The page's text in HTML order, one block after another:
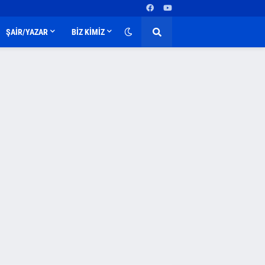
ŞAİR/YAZAR BİZ KİMİZ